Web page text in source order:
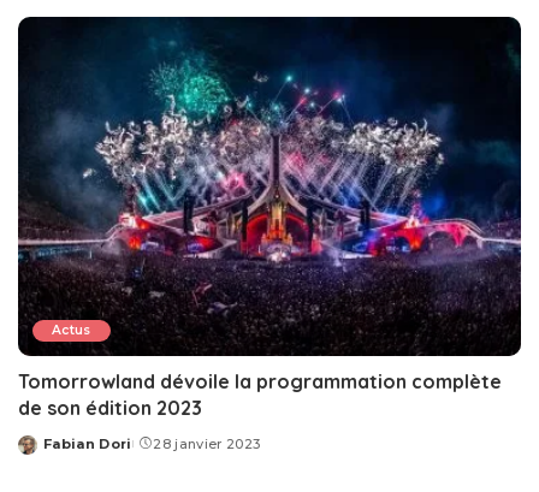
Actus
Tomorrowland dévoile la programmation complète
de son édition 2023
Posted
Fabian Dori 28 janvier 2023